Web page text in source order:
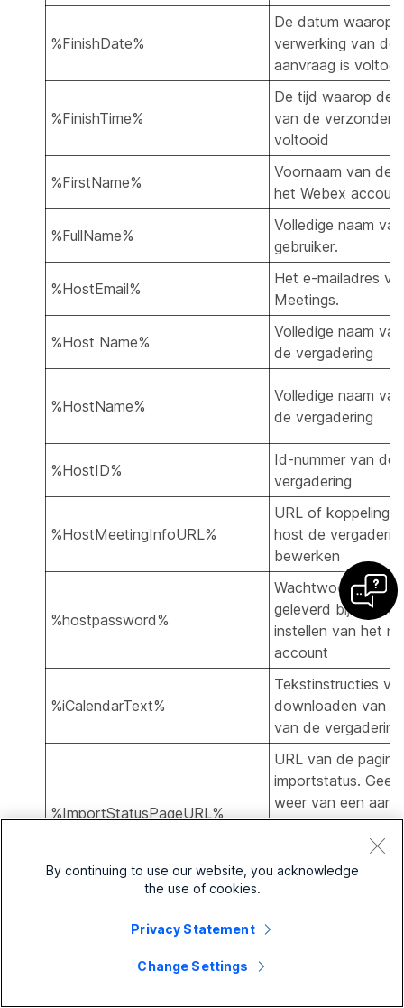
%FinishDate%
De datum waarop
verwerking van de
aanvraag is
%FinishTime%
De tijd waarop de
van de verzonden
voltooid
%FirstName%
Voornaam van de
het Webex account
%FullName%
Volledige naam
gebruiker.
%HostEmail%
Het e-mailadres
Meetings.
%Host Name%
Volledige naam
de vergadering
%HostName%
Volledige naam
de vergadering
%HostID%
Id-nummer van de
vergadering
%HostMeetingInfoURL%
URL of koppeling
host de
bewerken
%hostpassword%
Wachtwoord dat
geleverd bij de
instellen van het
account
%iCalendarText%
Tekstinstructies
downloaden van
van de
%ImportStatusPageURL%
URL van de
importstatus.
weer van een
moet worden
behandeling, In
Afgebroken of
%ImportFileName%
By continuing to use our website, you acknowledge
the use of cookies.
Privacy Statement
Change Settings